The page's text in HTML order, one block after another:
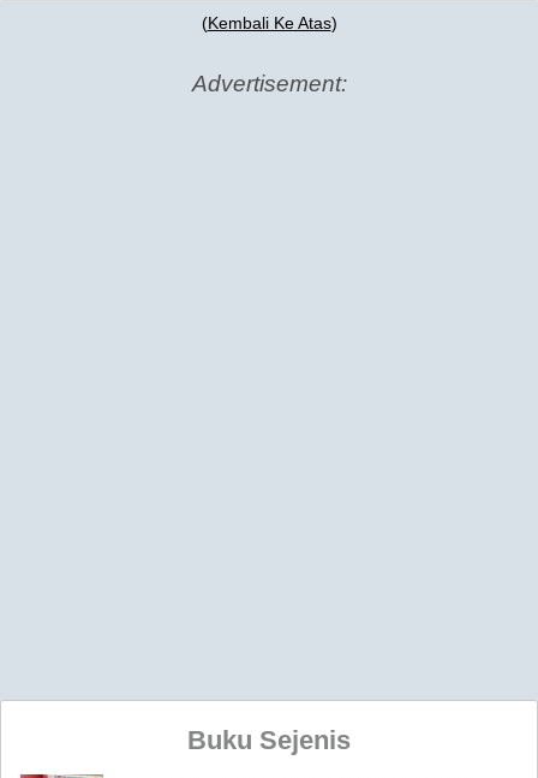
(Kembali Ke Atas)
Advertisement:
Buku Sejenis